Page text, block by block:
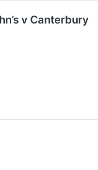
v Canterbury